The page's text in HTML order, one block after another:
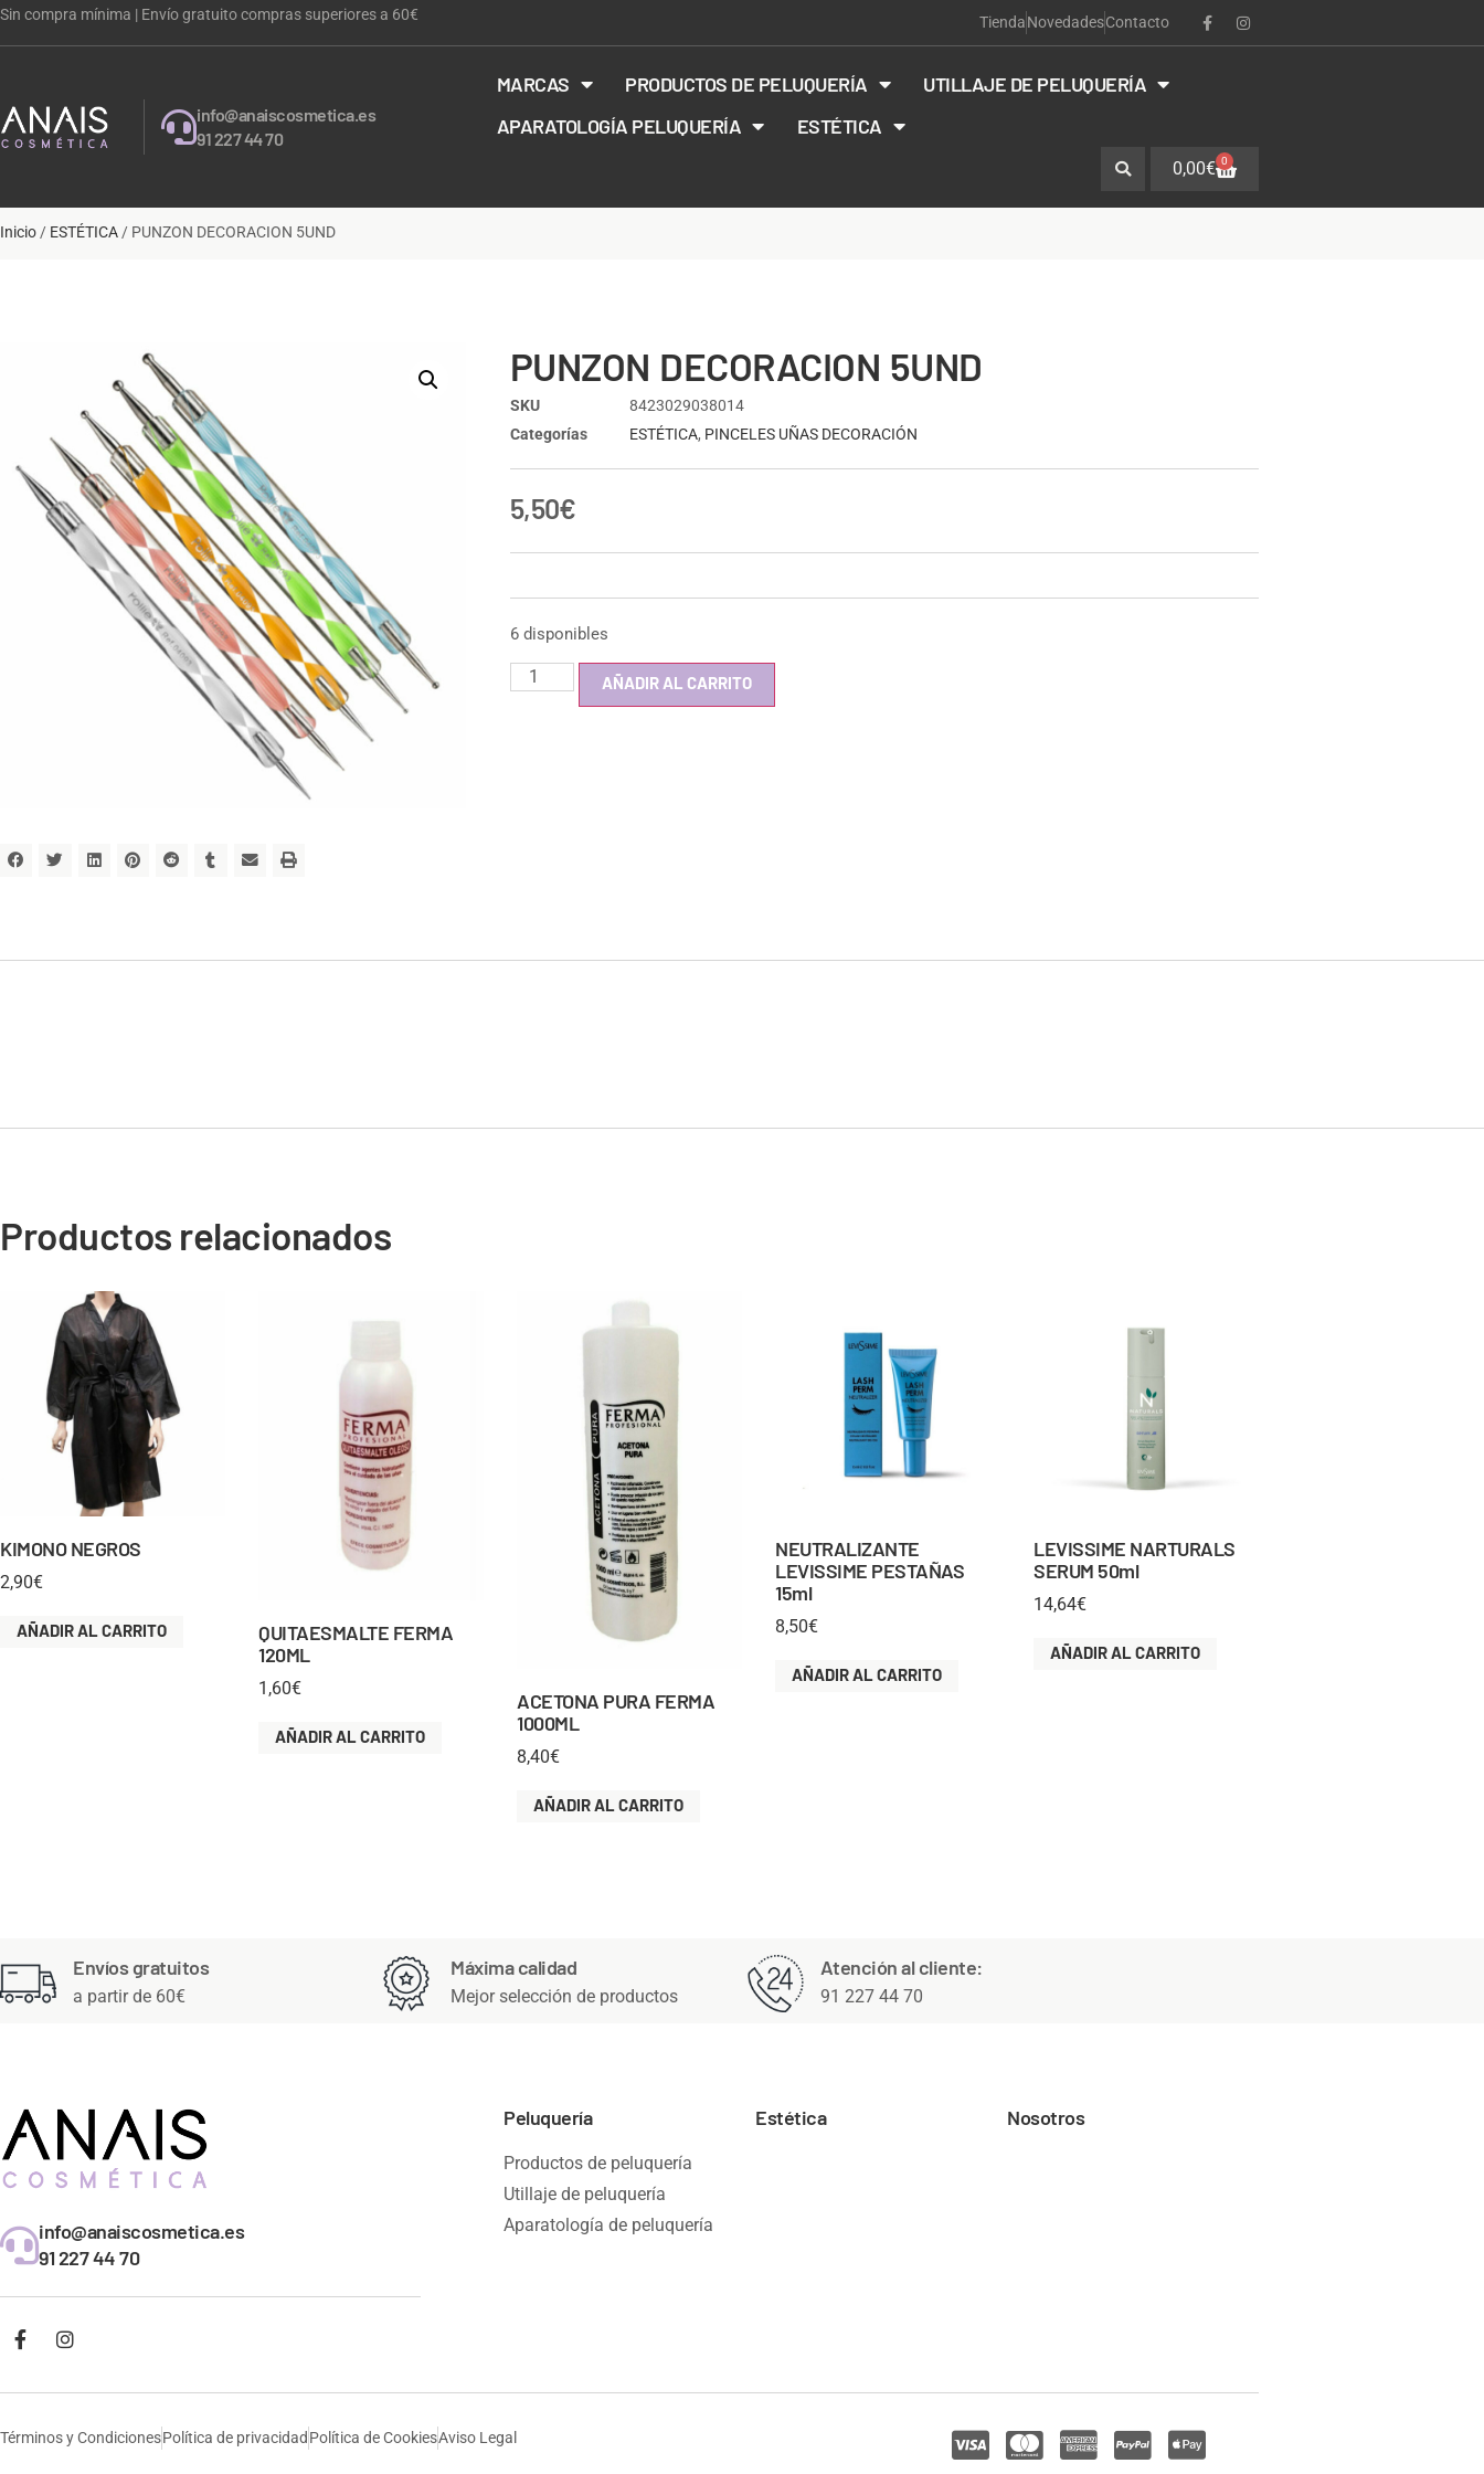
Sin compra mínima | Envío gratuito compras superiores a 60€ TiendaNovedadesContacto
info@anaiscosmetica.es
91 227 44 70
MARCAS PRODUCTOS DE PELUQUERÍA
UTILLAJE DE PELUQUERÍA
APARATOLOGÍA PELUQUERÍA
ESTÉTICA
0,00€ 0
Inicio/ ESTÉTICA/ PUNZON DECORACION 5UND
PUNZON DECORACION 5UND
SKU
8423029038014
Categorías
ESTÉTICA, PINCELES UÑAS DECORACIÓN
5,50€
6 disponibles
AÑADIR AL CARRITO
Productos relacionados
KIMONO NEGROS
2,90€
AÑADIR AL CARRITO
QUITAESMALTE FERMA
120ML
1,60€
AÑADIR AL CARRITO
ACETONA PURA FERMA
1000ML
8,40€
AÑADIR AL CARRITO
NEUTRALIZANTE
LEVISSIME PESTAÑAS
15ml
8,50€
AÑADIR AL CARRITO
LEVISSIME NARTURALS
SERUM 50ml
14,64€
AÑADIR AL CARRITO
Envíos gratuitos
a partir de 60€
Máxima calidad
Mejor selección de productos
Atención al cliente:
91 227 44 70
info@anaiscosmetica.es
91 227 44 70
Peluquería
Productos de peluquería
Utillaje de peluquería
Aparatología de peluquería
Estética Nosotros
Términos y CondicionesPolítica de privacidad Política de CookiesAviso Legal